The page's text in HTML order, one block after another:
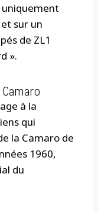
uniquement
et sur un
de ZL1
».
à la
qui
la Camaro de
1960,
du